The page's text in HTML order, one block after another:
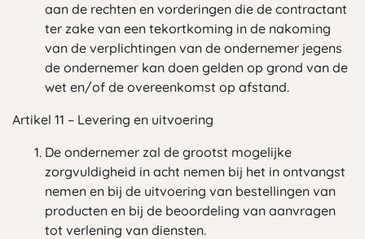
aan de rechten en vorderingen die de contractant
ter zake van een tekortkoming in de nakoming
van de verplichtingen van de ondernemer jegens
de ondernemer kan doen gelden op grond van de
wet en/of de overeenkomst op afstand.
Artikel 11 – Levering en uitvoering
De ondernemer zal de grootst mogelijke
zorgvuldigheid in acht nemen bij het in ontvangst
nemen en bij de uitvoering van bestellingen van
producten en bij de beoordeling van aanvragen
tot verlening van diensten.